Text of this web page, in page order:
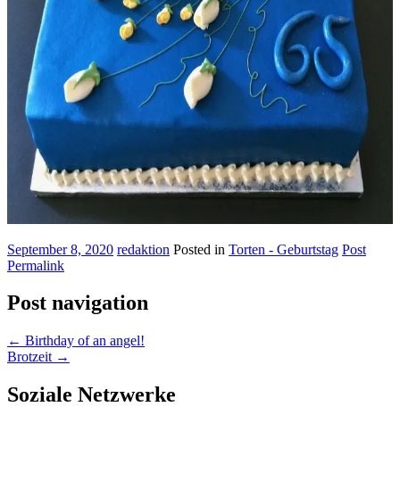
September 8, 2020 redaktion Posted in Torten - Geburtstag Post
Permalink
Post navigation
← Birthday of an angel!
Brotzeit →
Soziale Netzwerke